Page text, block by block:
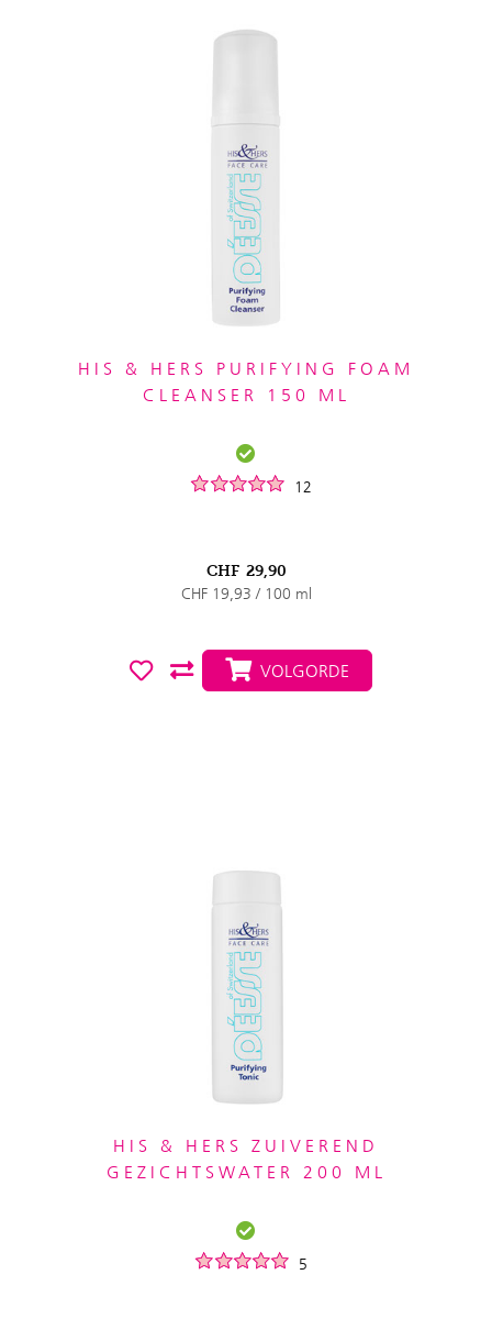
HIS & HERS PURIFYING FOAM
CLEANSER 150 ML
12
CHF 29,90
CHF 19,93 / 100 ml
VOLGORDE
HIS & HERS ZUIVEREND
GEZICHTSWATER 200 ML
5